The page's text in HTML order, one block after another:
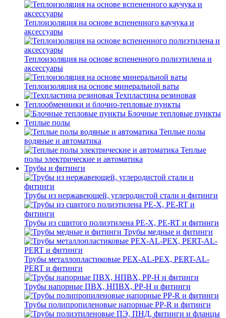
Теплоизоляция на основе вспененного каучука и
аксессуары
Теплоизоляция на основе вспененного полиэтилена и
аксессуары
Теплоизоляция на основе минеральной ваты
Техпластина резиновая
Теплообменники и блочно-тепловые пункты
Блочные тепловые пункты
Теплые полы
Теплые полы
водяные и автоматика
Теплые
полы электрические и автоматика
Трубы и фитинги
Трубы из нержавеющей, углеродистой стали и фитинги
Трубы из сшитого полиэтилена PE-X, PE-RT и фитинги
Трубы медные и фитинги
Трубы металлопластиковые PEX-AL-PEX, PERT-AL-
PERT и фитинги
Трубы напорные ПВХ, НПВХ, PP-H и фитинги
Трубы полипропиленовые напорные PP-R и фитинги